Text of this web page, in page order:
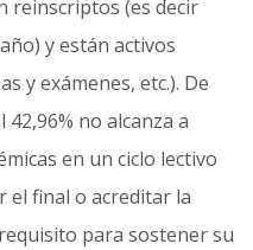
reinscriptos (es decir
y están activos
y exámenes, etc.). De
no alcanza a
en un ciclo lectivo
el final o acreditar la
para sostener su